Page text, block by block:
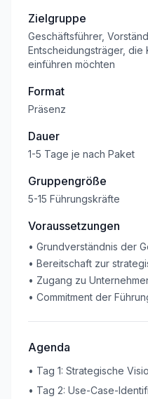
Zielgruppe
Geschäftsführer,
Entscheidungsträger, die
einführen möchten
Format
Präsenz
Dauer
1-5 Tage je nach Paket
Gruppengröße
5-15 Führungskräfte
Voraussetzungen
• Grundverständnis der
• Bereitschaft zur
• Zugang zu
• Commitment der
Agenda
• Tag 1: Strategische
• Tag 2: Use-Case-